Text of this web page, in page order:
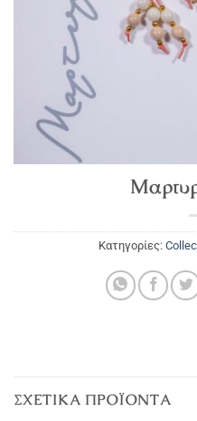
Κατηγορίες:
ΣΧΕΤΙΚΆ ΠΡΟΪΌΝΤΑ